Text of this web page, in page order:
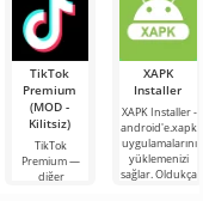
TikTok
Premium
(MOD -
Kilitsiz)
TikTok
Premium —
diğer
XAPK
Installer
XAPK Installer -
android'e.xapk
uygulamalarını
yüklemenizi
sağlar. Oldukça